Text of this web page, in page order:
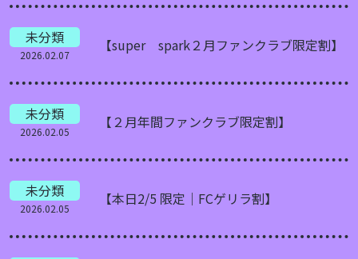
未分類
2026.02.07
【super spark２月ファンクラブ限定割】
未分類
2026.02.05
【２月年間ファンクラブ限定割】
未分類
2026.02.05
【本日2/5 限定｜FCゲリラ割】